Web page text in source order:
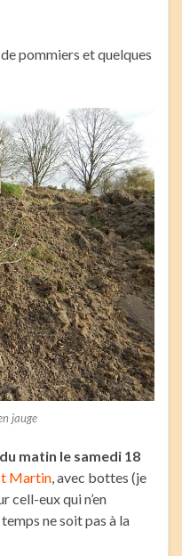
pommiers et quelques
jauge
matin le samedi 18
Martin, avec bottes (je
cell-eux qui n’en
ne soit pas à la